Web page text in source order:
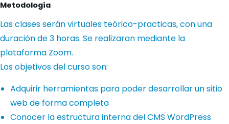
Metodología
Las clases serán virtuales teórico-practicas, con una
duración de 3 horas. Se realizaran mediante la
plataforma Zoom.
Los objetivos del curso son:
Adquirir herramientas para poder desarrollar un sitio
web de forma completa
Conocer la estructura interna del CMS WordPress